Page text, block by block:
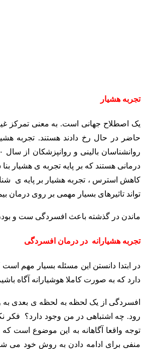
تجربه هشیار
یک اصطلاح جهانی است. به معنی تمرکز
حاضر در حال رخ دادند هستند. تجربه
درمانی هستند که بر پایه تجربه ی هشیار
کاهش استرس ، تجربه هشیار بر پایه ی
تواند تاثیرهای بسیار مهمی بر روی درمان
ماندن در گذشته باعث افسردگی ست و
تجربه هشیارانه در درمان افسردگی
در ابتدا دانستن این مسئله بسیار مهم
دارد که به صورت کاملا هوشیارانه آگاه
افسردگی از یک لحظه به لحظه ی بعدی به
رود. چه اشتباهی در من وجود دارد؟ فکر
توجه واقعا آگاهانه به این موضوع است
منفی برای ادامه دادن به روش خود می